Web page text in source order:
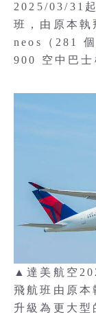
2025/03/31
班，由原本
neos（281
900 空中巴士
▲達美航空
飛航班由原
升級為更大